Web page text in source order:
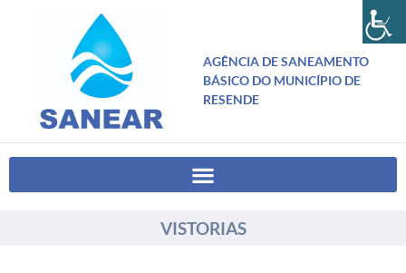
AGÊNCIA DE SANEAMENTO
BÁSICO DO MUNICÍPIO DE
RESENDE
VISTORIAS